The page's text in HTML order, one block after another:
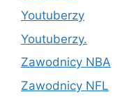
Youtuberzy
Youtuberzy.
Zawodnicy NBA
Zawodnicy NFL